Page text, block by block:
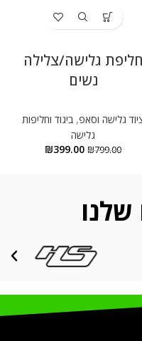
חליפת גלישה/צלילה
נשים
גלישה וסאפ, ביגוד וחליפות
גלישה
₪799.00
₪399.00